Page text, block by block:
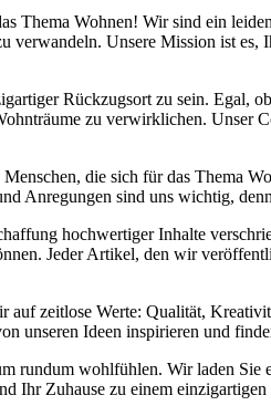
Wohnen! Wir sind ein
verwandeln. Unsere Mission ist
Rückzugsort zu sein. Egal,
zu verwirklichen. Unser
die sich für das Thema
Anregungen sind uns wichtig,
hochwertiger Inhalte
Jeder Artikel, den wir
zeitlose Werte: Qualität,
unseren Ideen inspirieren und
rundum wohlfühlen. Wir laden
Ihr Zuhause zu einem